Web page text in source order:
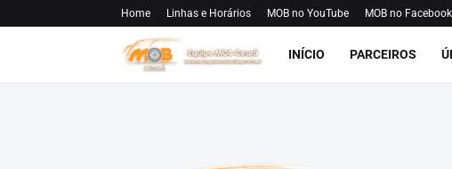
Home Linhas e Horários MOB no YouTube MOB no Facebook
INÍCIO PARCEIROS